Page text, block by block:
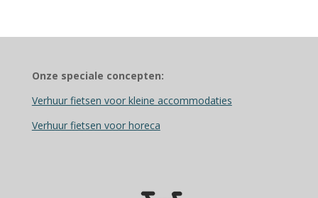
Onze speciale concepten:
Verhuur fietsen voor kleine accommodaties
Verhuur fietsen voor horeca